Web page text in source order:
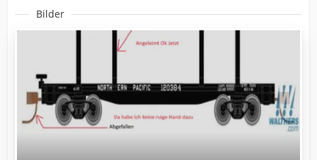
Bilder